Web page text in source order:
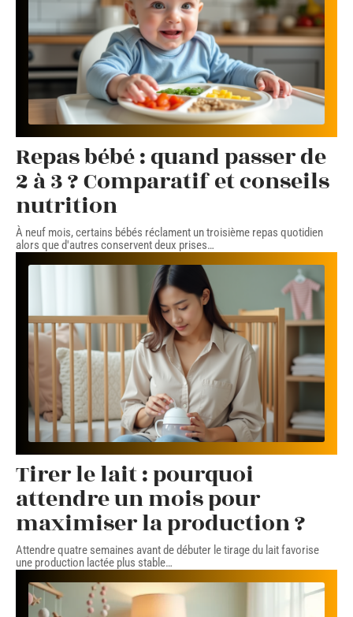
Repas bébé : quand passer de
2 à 3 ? Comparatif et conseils
nutrition
À neuf mois, certains bébés réclament un troisième repas quotidien
alors que d'autres conservent deux prises…
Tirer le lait : pourquoi
attendre un mois pour
maximiser la production ?
Attendre quatre semaines avant de débuter le tirage du lait favorise
une production lactée plus stable…